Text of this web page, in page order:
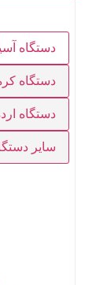
دستگاه
دستگاه
دستگاه
سایر